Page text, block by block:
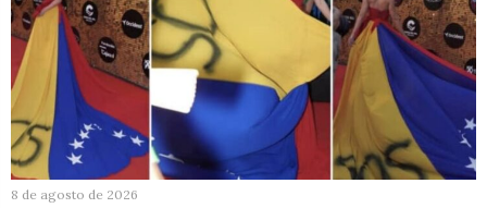
8 de agosto de 2026